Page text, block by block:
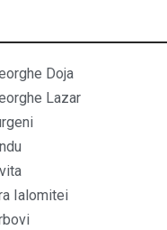
Doja
Lazar
Ialomitei